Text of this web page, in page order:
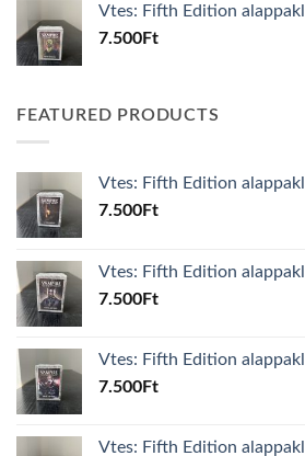
Vtes: Fifth Edition
7.500Ft
FEATURED PRODUCTS
Vtes: Fifth Edition
7.500Ft
Vtes: Fifth Edition
7.500Ft
Vtes: Fifth Edition
7.500Ft
Vtes: Fifth Edition